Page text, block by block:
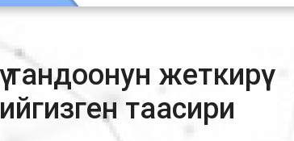
жеткирүү
таасири